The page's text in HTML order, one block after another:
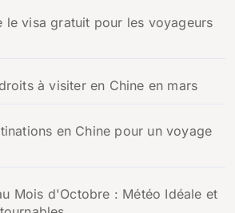
le visa gratuit pour les voyageurs
à visiter en Chine en mars
en Chine pour un voyage
Mois d'Octobre : Météo Idéale et